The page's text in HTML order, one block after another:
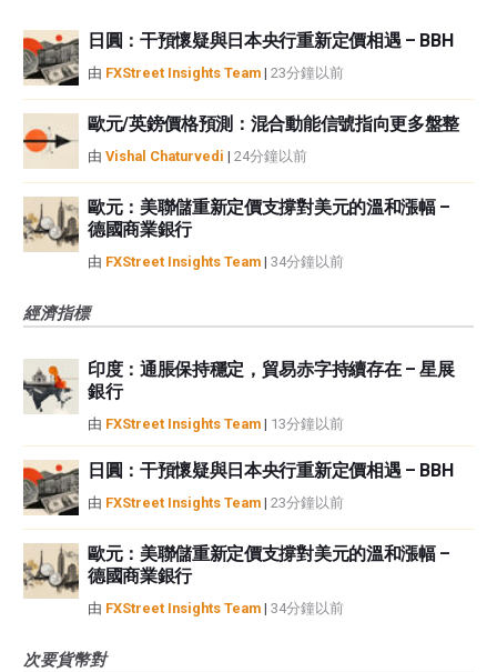
日圓：干預懷疑與日本央行重新定價相遇 – BBH
由 FXStreet Insights Team | 23分鐘以前
歐元/英鎊價格預測：混合動能信號指向更多盤整
由 Vishal Chaturvedi | 24分鐘以前
歐元：美聯儲重新定價支撐對美元的溫和漲幅 –
德國商業銀行
由 FXStreet Insights Team | 34分鐘以前
經濟指標
印度：通脹保持穩定，貿易赤字持續存在 – 星展
銀行
由 FXStreet Insights Team | 13分鐘以前
日圓：干預懷疑與日本央行重新定價相遇 – BBH
由 FXStreet Insights Team | 23分鐘以前
歐元：美聯儲重新定價支撐對美元的溫和漲幅 –
德國商業銀行
由 FXStreet Insights Team | 34分鐘以前
次要貨幣對